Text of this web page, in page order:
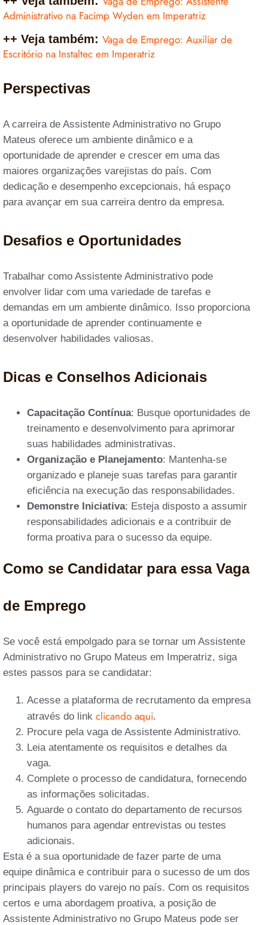
Administrativo na Facimp Wyden em Imperatriz
++ Veja também: Vaga de Emprego: Auxiliar de
Escritório na Instaltec em Imperatriz
Perspectivas
A carreira de Assistente Administrativo no Grupo
Mateus oferece um ambiente dinâmico e a
oportunidade de aprender e crescer em uma das
maiores organizações varejistas do país. Com
dedicação e desempenho excepcionais, há espaço
para avançar em sua carreira dentro da empresa.
Desafios e Oportunidades
Trabalhar como Assistente Administrativo pode
envolver lidar com uma variedade de tarefas e
demandas em um ambiente dinâmico. Isso proporciona
a oportunidade de aprender continuamente e
desenvolver habilidades valiosas.
Dicas e Conselhos Adicionais
Capacitação Contínua: Busque oportunidades de
treinamento e desenvolvimento para aprimorar
suas habilidades administrativas.
Organização e Planejamento: Mantenha-se
organizado e planeje suas tarefas para garantir
eficiência na execução das responsabilidades.
Demonstre Iniciativa: Esteja disposto a assumir
responsabilidades adicionais e a contribuir de
forma proativa para o sucesso da equipe.
Como se Candidatar para essa Vaga
de Emprego
Se você está empolgado para se tornar um Assistente
Administrativo no Grupo Mateus em Imperatriz, siga
estes passos para se candidatar:
Acesse a plataforma de recrutamento da empresa
através do link clicando aqui.
Procure pela vaga de Assistente Administrativo.
Leia atentamente os requisitos e detalhes da
vaga.
Complete o processo de candidatura, fornecendo
as informações solicitadas.
Aguarde o contato do departamento de recursos
humanos para agendar entrevistas ou testes
adicionais.
Esta é a sua oportunidade de fazer parte de uma
equipe dinâmica e contribuir para o sucesso de um dos
principais players do varejo no país. Com os requisitos
certos e uma abordagem proativa, a posição de
Assistente Administrativo no Grupo Mateus pode ser